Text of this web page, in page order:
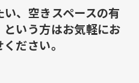
シェ、チ
きたてミ
、焼きた
5個セッ
、空きスペースの有
いう方はお気軽にお
ださい。